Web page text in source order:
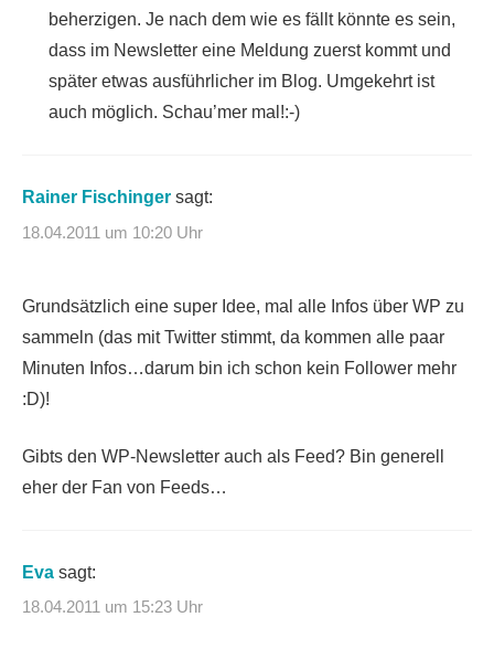
beherzigen. Je nach dem wie es fällt könnte es sein,
dass im Newsletter eine Meldung zuerst kommt und
später etwas ausführlicher im Blog. Umgekehrt ist
auch möglich. Schau’mer mal!:-)
Rainer Fischinger sagt:
18.04.2011 um 10:20 Uhr
Grundsätzlich eine super Idee, mal alle Infos über WP zu
sammeln (das mit Twitter stimmt, da kommen alle paar
Minuten Infos…darum bin ich schon kein Follower mehr
:D)!
Gibts den WP-Newsletter auch als Feed? Bin generell
eher der Fan von Feeds…
Eva sagt:
18.04.2011 um 15:23 Uhr